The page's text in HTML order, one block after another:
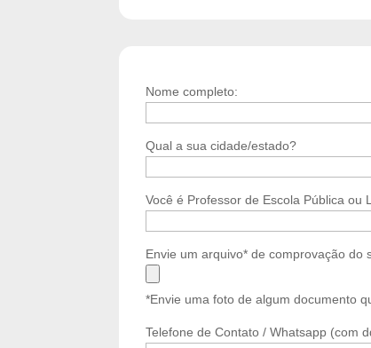
Nome completo:
Qual a sua cidade/estado?
Você é Professor de Escola Pública ou
Envie um arquivo* de comprovação do
*Envie uma foto de algum documento
Telefone de Contato / Whatsapp (com